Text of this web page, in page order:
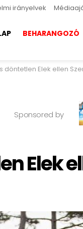
irányelvek
BEHARANGOZÓ
döntetlen Elek ellen
Sponsored by
Elek